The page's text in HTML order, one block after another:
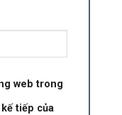
web trong
tiếp của